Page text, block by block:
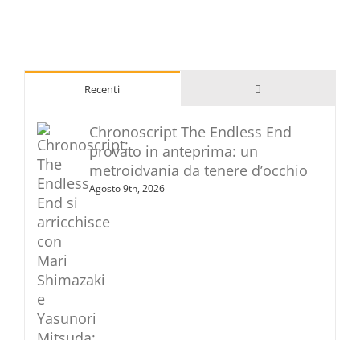
Recenti Commenti
Chronoscript The Endless End
provato in anteprima: un
metroidvania da tenere d’occhio
Agosto 9th, 2026